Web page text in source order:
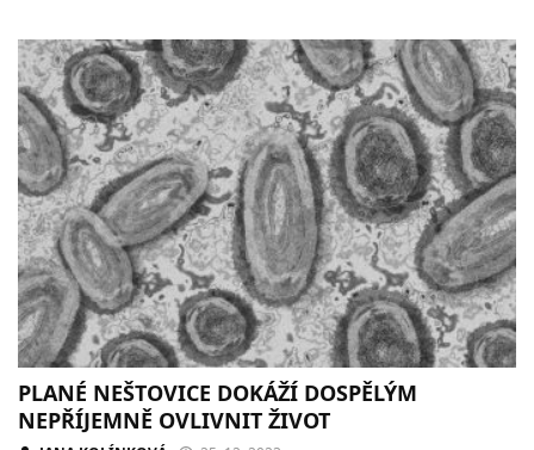
PLANÉ NEŠTOVICE DOKÁŽÍ DOSPĚLÝM
NEPŘÍJEMNĚ OVLIVNIT ŽIVOT